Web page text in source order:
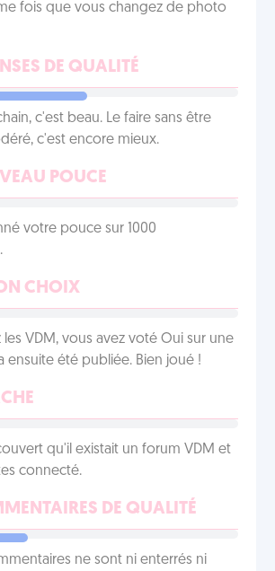
fois que vous changez de photo
DE QUALITÉ
c'est beau. Le faire sans être
c'est encore mieux.
POUCE
votre pouce sur 1000
CHOIX
les VDM, vous avez voté Oui sur une
ensuite été publiée. Bien joué !
qu'il existait un forum VDM et
connecté.
DE QUALITÉ
ne sont ni enterrés ni